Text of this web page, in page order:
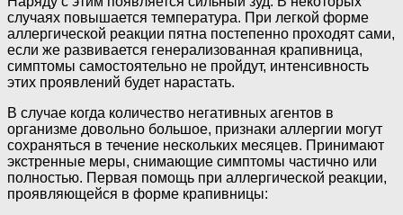
случаях повышается температура. При легкой форме
аллергической реакции пятна постепенно проходят сами,
если же развивается генерализованная крапивница,
симптомы самостоятельно не пройдут, интенсивность
этих проявлений будет нарастать.
В случае когда количество негативных агентов в
организме довольно большое, признаки аллергии могут
сохраняться в течение нескольких месяцев. Принимают
экстренные меры, снимающие симптомы частично или
полностью. Первая помощь при аллергической реакции,
проявляющейся в форме крапивницы: